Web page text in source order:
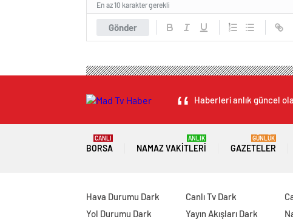
Gönder
En az 10 karakter gerekli
Haberleri anlık güncel
BORSA
CANLI
NAMAZ VAKITLERI
ANLIK
GAZETELER
GÜNLÜK
Hava Durumu Dark
Yol Durumu Dark
Canlı Tv Dark
Yayın Akışları Dark